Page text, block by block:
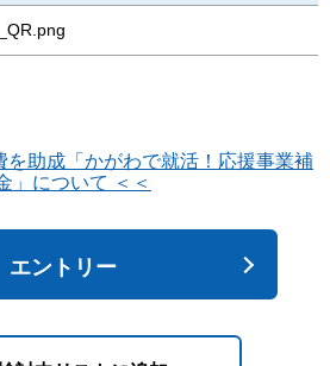
を助成「かがわで就活！応援事業補
」について ＜＜
エントリー